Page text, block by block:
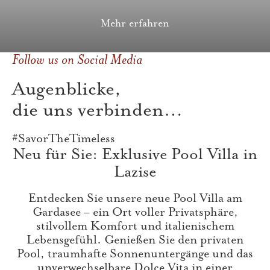
Mehr erfahren
Follow us on Social Media
Augenblicke,
die uns verbinden…
#SavorTheTimeless
Neu für Sie: Exklusive Pool Villa in
Lazise
Entdecken Sie unsere neue Pool Villa am
Gardasee – ein Ort voller Privatsphäre,
stilvollem Komfort und italienischem
Lebensgefühl. Genießen Sie den privaten
Pool, traumhafte Sonnenuntergänge und das